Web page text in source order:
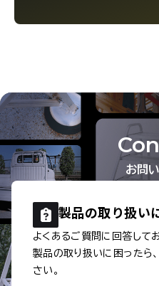
お問
製品の取り扱い
よくあるご質問に回答してお
製品の取り扱いに困ったら
さい。